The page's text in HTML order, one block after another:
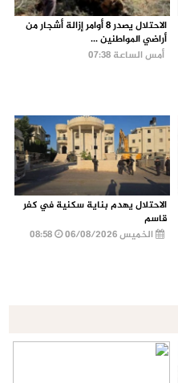
الاحتلال يصدر 8 أوامر إزالة أشجار من
أراضي المواطنين ...
أمس الساعة 07:38
الاحتلال يهدم بناية سكنية في كفر
قاسم
الخميس 06/08/2026
08:58